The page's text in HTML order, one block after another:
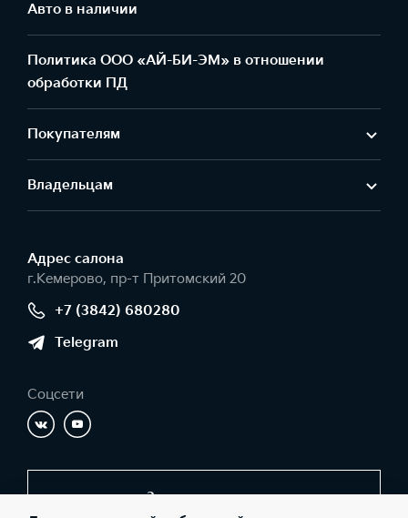
Авто в наличии
Политика ООО «АЙ-БИ-ЭМ» в отношении
обработки ПД
Покупателям
Владельцам
Адрес салонa
г.Кемерово, пр-т Притомский 20
+7 (3842) 680280
Telegram
Соцсети
Заказать звонок